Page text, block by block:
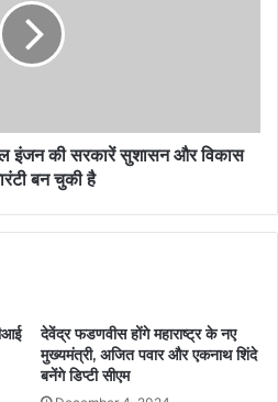
इंजन की सरकारें सुशासन और विकास
बन चुकी है
देवेंद्र फडणवीस होंगे महाराष्ट्र के नए
मुख्यमंत्री, अजित पवार और एकनाथ शिंदे
बनेंगे डिप्टी सीएम